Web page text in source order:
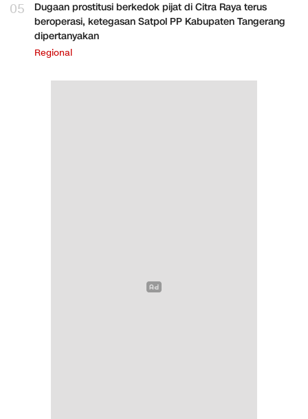
05
Dugaan prostitusi berkedok pijat di Citra Raya terus
beroperasi, ketegasan Satpol PP Kabupaten Tangerang
dipertanyakan
Regional